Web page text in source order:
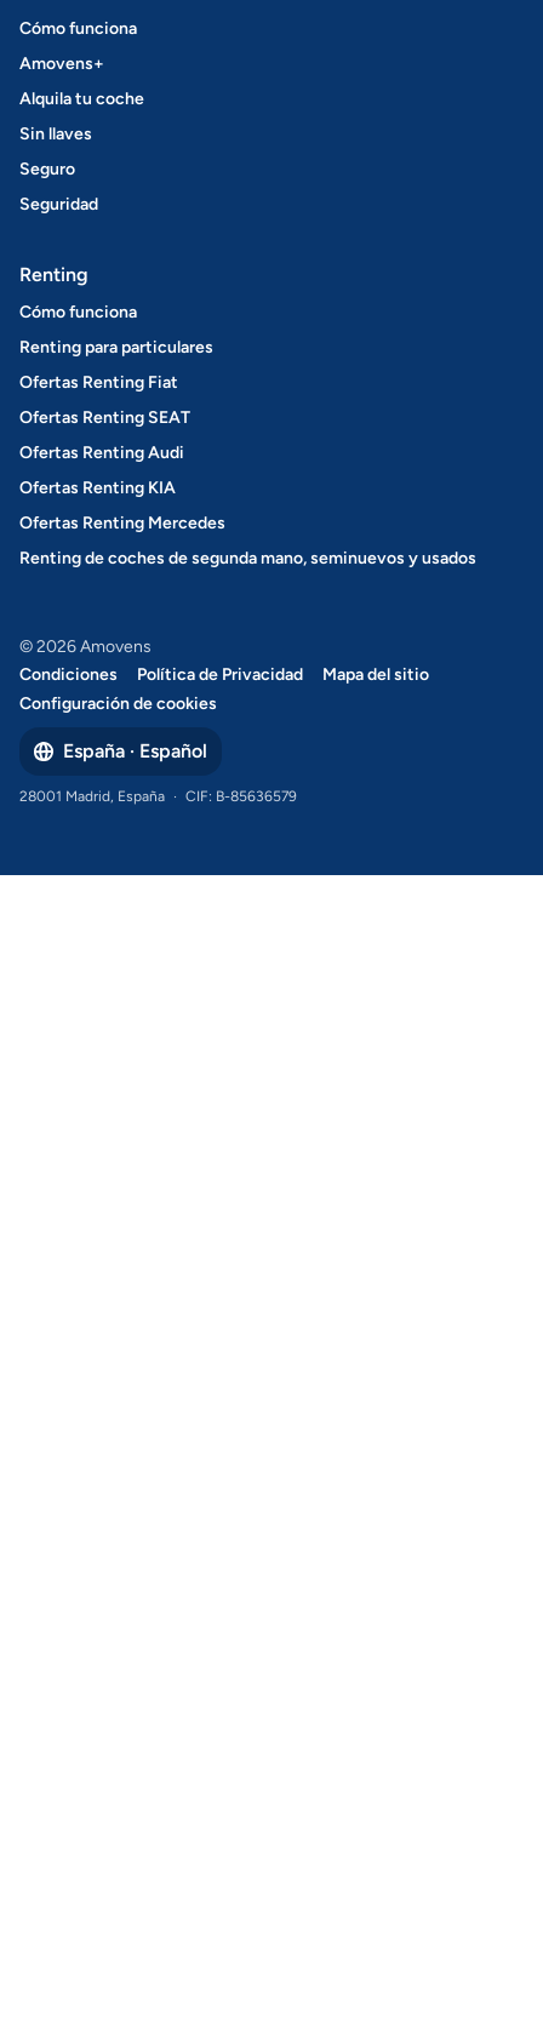
Cómo funciona
Amovens+
Alquila tu coche
Sin llaves
Seguro
Seguridad
Renting
Cómo funciona
Renting para particulares
Ofertas Renting Fiat
Ofertas Renting SEAT
Ofertas Renting Audi
Ofertas Renting KIA
Ofertas Renting Mercedes
Renting de coches de segunda mano, seminuevos y usados
© 2026 Amovens
Condiciones
Política de Privacidad
Mapa del sitio
Configuración de cookies
España · Español
28001 Madrid, España · CIF: B-85636579